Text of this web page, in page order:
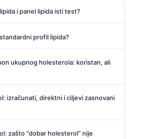
i panel lipida isti test?
profil lipida?
ukupnog holesterola: koristan, ali
izračunati, direktni i ciljevi zasnovani
zašto “dobar holesterol” nije